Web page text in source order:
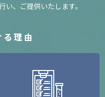
、ご提供いたします。
理由